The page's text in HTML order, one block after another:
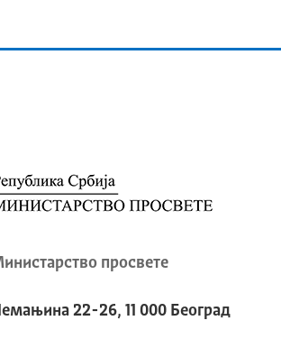
просвете
22-26, 11 000 Београд